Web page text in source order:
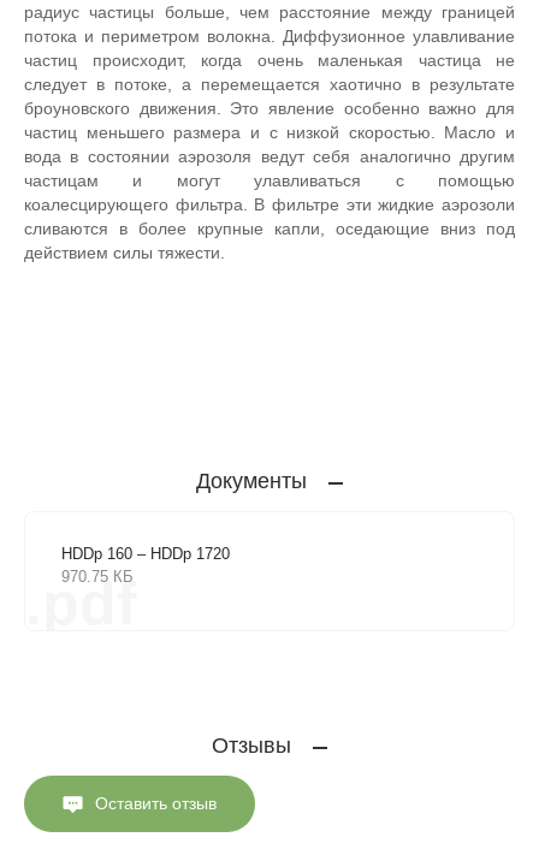
радиус частицы больше, чем расстояние между границей
потока и периметром волокна. Диффузионное улавливание
частиц происходит, когда очень маленькая частица не
следует в потоке, а перемещается хаотично в результате
броуновского движения. Это явление особенно важно для
частиц меньшего размера и с низкой скоростью. Масло и
вода в состоянии аэрозоля ведут себя аналогично другим
частицам и могут улавливаться с помощью
коалесцирующего фильтра. В фильтре эти жидкие аэрозоли
сливаются в более крупные капли, оседающие вниз под
действием силы тяжести.
Документы
HDDp 160 – HDDp 1720
970.75 КБ
.pdf
Отзывы
Оставить отзыв